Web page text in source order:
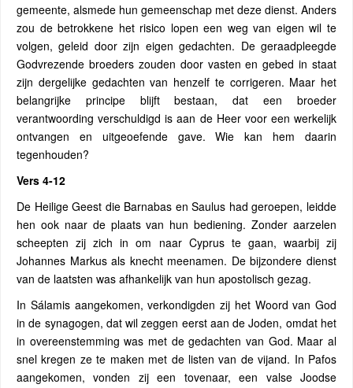
gemeente, alsmede hun gemeenschap met deze dienst. Anders
zou de betrokkene het risico lopen een weg van eigen wil te
volgen, geleid door zijn eigen gedachten. De geraadpleegde
Godvrezende broeders zouden door vasten en gebed in staat
zijn dergelijke gedachten van henzelf te corrigeren. Maar het
belangrijke principe blijft bestaan, dat een broeder
verantwoording verschuldigd is aan de Heer voor een werkelijk
ontvangen en uitgeoefende gave. Wie kan hem daarin
tegenhouden?
Vers 4-12
De Heilige Geest die Barnabas en Saulus had geroepen, leidde
hen ook naar de plaats van hun bediening. Zonder aarzelen
scheepten zij zich in om naar Cyprus te gaan, waarbij zij
Johannes Markus als knecht meenamen. De bijzondere dienst
van de laatsten was afhankelijk van hun apostolisch gezag.
In Sálamis aangekomen, verkondigden zij het Woord van God
in de synagogen, dat wil zeggen eerst aan de Joden, omdat het
in overeenstemming was met de gedachten van God. Maar al
snel kregen ze te maken met de listen van de vijand. In Pafos
aangekomen, vonden zij een tovenaar, een valse Joodse